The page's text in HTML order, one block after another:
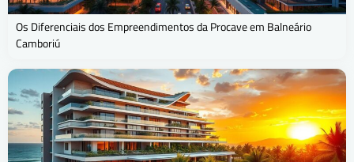
Os Diferenciais dos Empreendimentos da Procave em Balneário
Camboriú